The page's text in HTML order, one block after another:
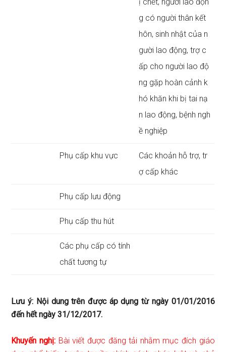
g có người thân kết
hôn, sinh nhật của n
gười lao động, trợ c
ấp cho người lao độ
ng gặp hoàn cảnh k
hó khăn khi bị tai nạ
n lao động, bệnh ngh
ề nghiệp
Phụ cấp khu vực
Các khoản hỗ trợ, tr
ợ cấp khác
Phụ cấp lưu động
Phụ cấp thu hút
Các phụ cấp có tính
chất tương tự
Lưu ý: Nội dung trên được áp dụng từ ngày 01/01/2016
đến hết ngày 31/12/2017.
Khuyến nghị: Bài viết được đăng tải nhằm mục đích giáo